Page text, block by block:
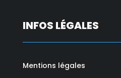
INFOS LÉGALES
Mentions légales